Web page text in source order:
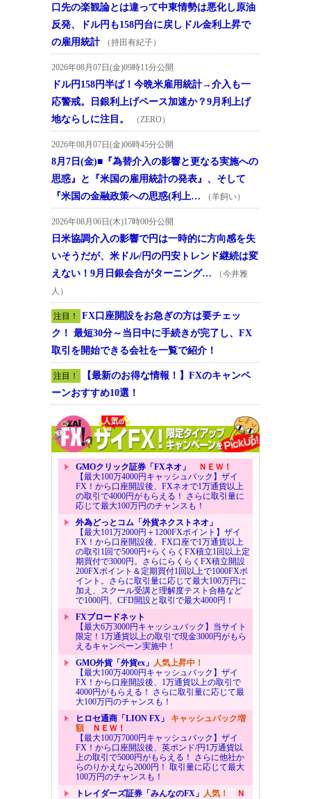
口先の楽観論とは違って中東情勢は悪化し原油
反発、ドル円も158円台に戻しドル金利上昇で
の雇用統計
（持田有紀子）
2026年08月07日(金)09時11分公開
ドル円158円半ば！今晩米雇用統計→介入も一
応警戒。日銀利上げペース加速か？9月利上げ
地ならしに注目。
（ZERO）
2026年08月07日(金)06時45分公開
8月7日(金)■『為替介入の影響と更なる実施への
思惑』と『米国の雇用統計の発表』、そして
『米国の金融政策への思惑(利上…
（羊飼い）
2026年08月06日(木)17時00分公開
日米協調介入の影響で円は一時的に方向感を失
いそうだが、米ドル/円の円安トレンド継続は変
えない！9月日銀会合がターニング…
（今井雅
人）
注目！
FX口座開設をお急ぎの方は要チェッ
ク！ 最短30分～当日中に手続きが完了し、FX
取引を開始できる会社を一覧で紹介！
注目！
【最新のお得な情報！】FXのキャンペ
ーンおすすめ10選！
GMOクリック証券「FXネオ」
ＮＥＷ！
【最大100万4000円キャッシュバック】ザイ
FX！から口座開設後、FXネオで1万通貨以上
の取引で4000円がもらえる！ さらに取引量に
応じて最大100万円のチャンスも！
外為どっとコム「外貨ネクストネオ」
【最大101万2000円＋1200FXポイント】ザイ
FX！から口座開設後、FX口座で1万通貨以上
の取引1回で5000円+らくらくFX積立1回以上定
期買付で3000円。さらにらくらくFX積立開設
200FXポイント＆定期買付1回以上で1000FXポ
イント。さらに取引量に応じて最大100万円に
加え、スクール受講と理解度テスト合格など
で1000円、CFD開設と取引で最大4000円！
FXブロードネット
【最大6万3000円キャッシュバック】当サイト
限定！1万通貨以上の取引で現金3000円がもら
えるキャンペーン実施中！
GMO外貨「外貨ex」 人気上昇中！
【最大100万4000円キャッシュバック】ザイ
FX！から口座開設後、1万通貨以上の取引で
4000円がもらえる！ さらに取引量に応じて最
大100万円のチャンスも！
ヒロセ通商「LION FX」 キャッシュバック増
額ＮＥＷ！
【最大100万7000円キャッシュバック】ザイ
FX！から口座開設後、英ポンド/円1万通貨以
上の取引で5000円がもらえる！ さらに他社か
らのりかえなら2000円！ 取引量に応じて最大
100万円のチャンスも！
トレイダーズ証券「みんなのFX」 人気！
Ｎ